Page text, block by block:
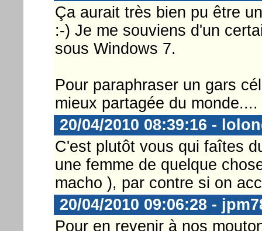
Ça aurait très bien pu être
:-) Je me souviens d'un
sous Windows 7.
Pour paraphraser un gars
mieux partagée du monde....
20/04/2010 08:39:16 -
C'est plutôt vous qui faîtes
une femme de quelque
macho ), par contre si on
20/04/2010 09:06:28 -
Pour en revenir à nos